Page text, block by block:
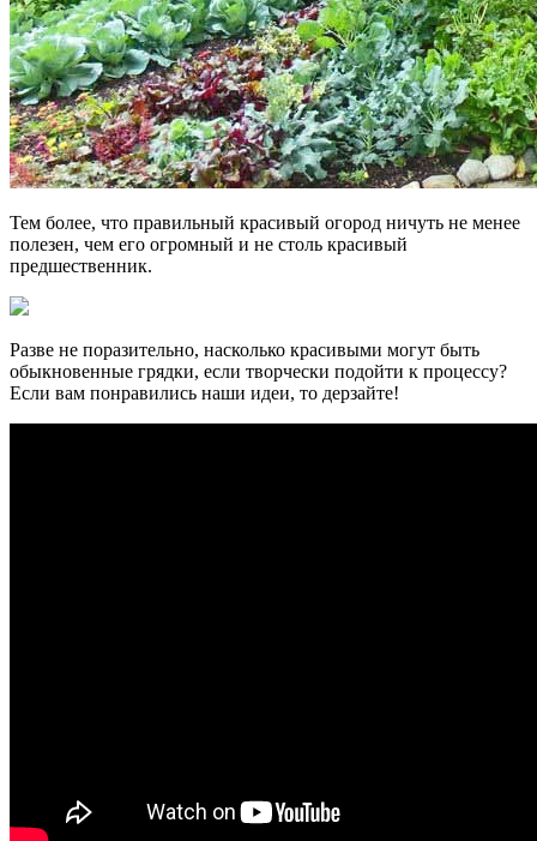
Тем более, что правильный красивый огород ничуть не менее
полезен, чем его огромный и не столь красивый
предшественник.
Разве не поразительно, насколько красивыми могут быть
обыкновенные грядки, если творчески подойти к процессу?
Если вам понравились наши идеи, то дерзайте!